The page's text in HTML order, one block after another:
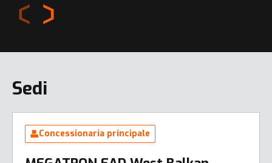
Sedi
Concessionaria principale